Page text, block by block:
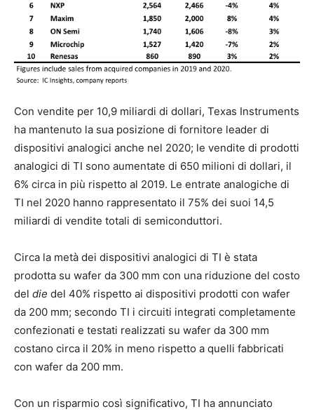
Con vendite per 10,9 miliardi di dollari, Texas Instruments
ha mantenuto la sua posizione di fornitore leader di
dispositivi analogici anche nel 2020; le vendite di prodotti
analogici di TI sono aumentate di 650 milioni di dollari, il
6% circa in più rispetto al 2019. Le entrate analogiche di
TI nel 2020 hanno rappresentato il 75% dei suoi 14,5
miliardi di vendite totali di semiconduttori.
Circa la metà dei dispositivi analogici di TI è stata
prodotta su wafer da 300 mm con una riduzione del costo
del die del 40% rispetto ai dispositivi prodotti con wafer
da 200 mm; secondo TI i circuiti integrati completamente
confezionati e testati realizzati su wafer da 300 mm
costano circa il 20% in meno rispetto a quelli fabbricati
con wafer da 200 mm.
Con un risparmio così significativo, TI ha annunciato